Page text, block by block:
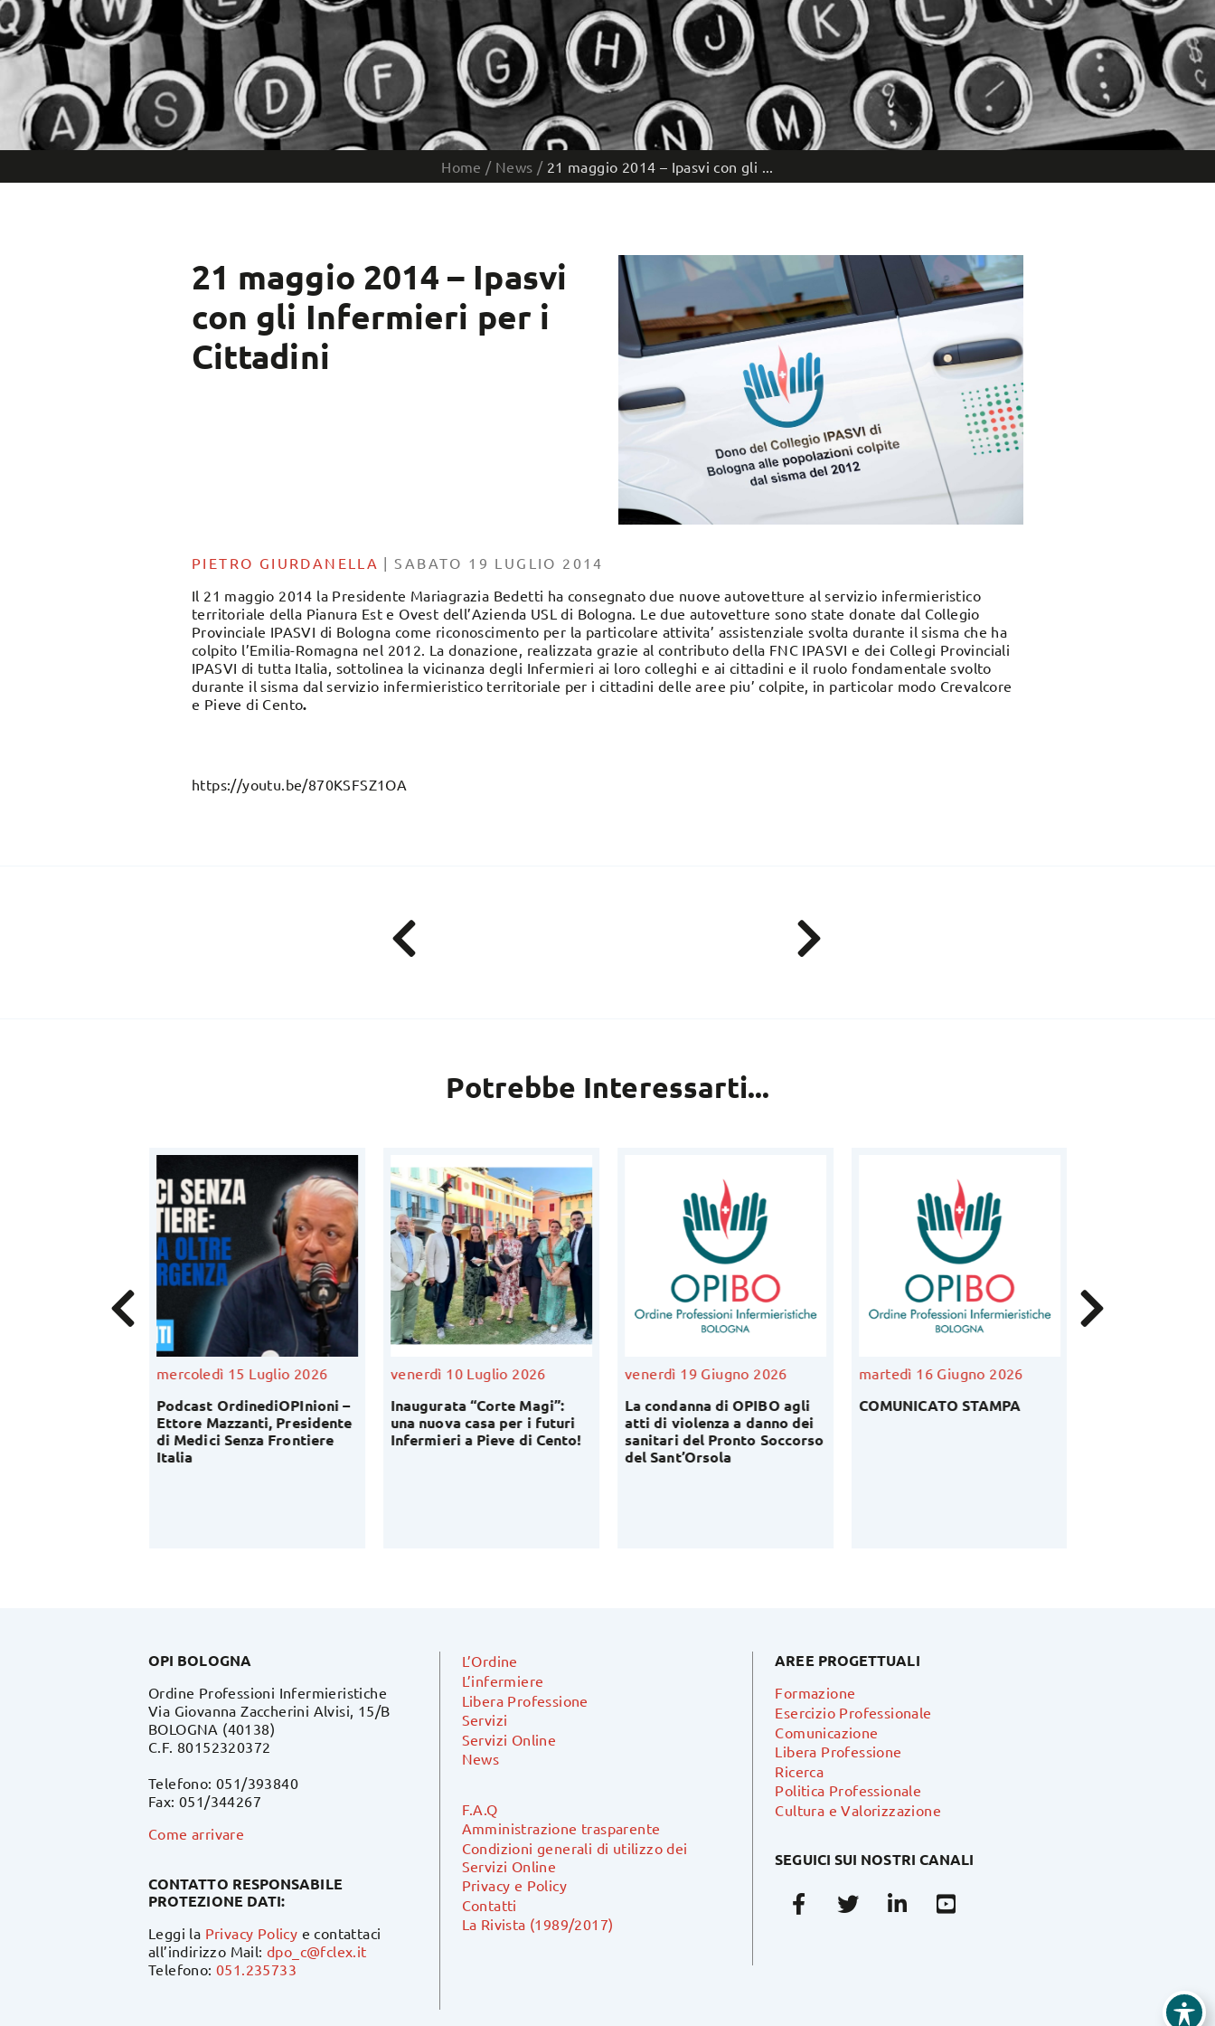
Home / News / 21 maggio 2014 – Ipasvi con gli ...
21 maggio 2014 – Ipasvi
con gli Infermieri per i
Cittadini
PIETRO GIURDANELLA | SABATO 19 LUGLIO 2014
Il 21 maggio 2014 la Presidente Mariagrazia Bedetti ha consegnato due nuove autovetture al servizio infermieristico
territoriale della Pianura Est e Ovest dell’Azienda USL di Bologna. Le due autovetture sono state donate dal Collegio
Provinciale IPASVI di Bologna come riconoscimento per la particolare attivita’ assistenziale svolta durante il sisma che ha
colpito l’Emilia-Romagna nel 2012. La donazione, realizzata grazie al contributo della FNC IPASVI e dei Collegi Provinciali
IPASVI di tutta Italia, sottolinea la vicinanza degli Infermieri ai loro colleghi e ai cittadini e il ruolo fondamentale svolto
durante il sisma dal servizio infermieristico territoriale per i cittadini delle aree piu’ colpite, in particolar modo Crevalcore
e Pieve di Cento.
https://youtu.be/870KSFSZ1OA
Potrebbe Interessarti...
mercoledì 15 Luglio 2026
Podcast OrdinediOPInioni –
Ettore Mazzanti, Presidente
di Medici Senza Frontiere
Italia
venerdì 10 Luglio 2026
Inaugurata “Corte Magi”:
una nuova casa per i futuri
Infermieri a Pieve di Cento!
venerdì 19 Giugno 2026
La condanna di OPIBO agli
atti di violenza a danno dei
sanitari del Pronto Soccorso
del Sant’Orsola
martedì 16 Giugno 2026
COMUNICATO STAMPA
OPI BOLOGNA
Ordine Professioni Infermieristiche
Via Giovanna Zaccherini Alvisi, 15/B
BOLOGNA (40138)
C.F. 80152320372
Telefono: 051/393840
Fax: 051/344267
Come arrivare
CONTATTO RESPONSABILE
PROTEZIONE DATI:
Leggi la Privacy Policy e contattaci
all’indirizzo Mail:dpo_c@fclex.it
Telefono:051.235733
L’Ordine
L’infermiere
Libera Professione
Servizi
Servizi Online
News
F.A.Q
Amministrazione trasparente
Condizioni generali di utilizzo dei
Servizi Online
Privacy e Policy
Contatti
La Rivista (1989/2017)
AREE PROGETTUALI
Formazione
Esercizio Professionale
Comunicazione
Libera Professione
Ricerca
Politica Professionale
Cultura e Valorizzazione
SEGUICI SUI NOSTRI CANALI
FacebookTwitterLinkedin